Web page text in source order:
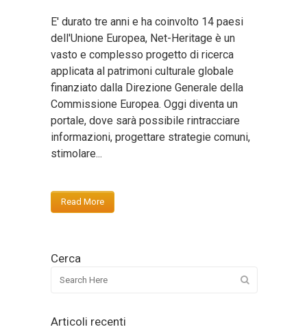
E' durato tre anni e ha coinvolto 14 paesi
dell'Unione Europea, Net-Heritage è un
vasto e complesso progetto di ricerca
applicata al patrimoni culturale globale
finanziato dalla Direzione Generale della
Commissione Europea. Oggi diventa un
portale, dove sarà possibile rintracciare
informazioni, progettare strategie comuni,
stimolare...
Read More
Cerca
Articoli recenti